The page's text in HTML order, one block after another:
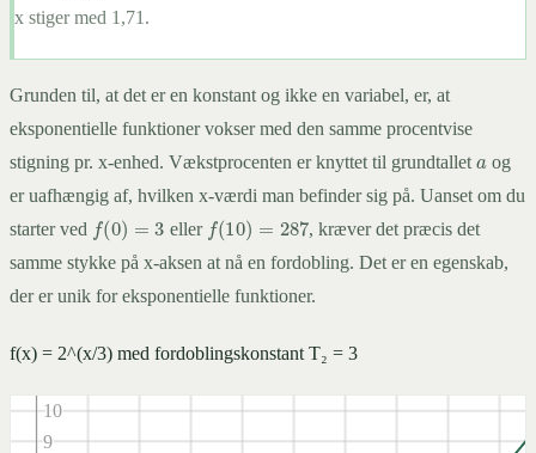
x stiger med 1,71.
Grunden til, at det er en konstant og ikke en variabel, er, at
eksponentielle funktioner vokser med den samme procentvise
stigning pr. x-enhed. Vækstprocenten er knyttet til grundtallet
og
er uafhængig af, hvilken x-værdi man befinder sig på. Uanset om du
starter ved f(0)= eller f(10)= 287
, kræver det præcis det
samme stykke på x-aksen at nå en fordobling. Det er en egenskab,
der er unik for eksponentielle funktioner.
f(x) = 2^(x/3) med fordoblingskonstant T₂ = 3
9
10